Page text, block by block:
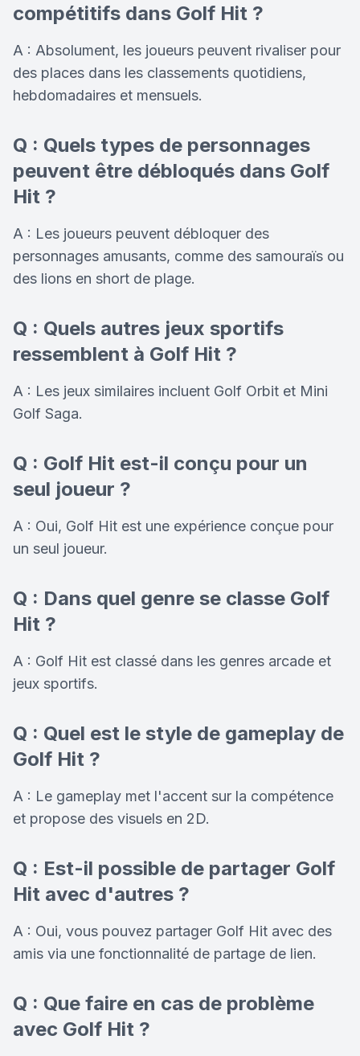
compétitifs dans Golf Hit ?
A : Absolument, les joueurs peuvent rivaliser pour
des places dans les classements quotidiens,
hebdomadaires et mensuels.
Q : Quels types de personnages
peuvent être débloqués dans Golf
Hit ?
A : Les joueurs peuvent débloquer des
personnages amusants, comme des samouraïs ou
des lions en short de plage.
Q : Quels autres jeux sportifs
ressemblent à Golf Hit ?
A : Les jeux similaires incluent Golf Orbit et Mini
Golf Saga.
Q : Golf Hit est-il conçu pour un
seul joueur ?
A : Oui, Golf Hit est une expérience conçue pour
un seul joueur.
Q : Dans quel genre se classe Golf
Hit ?
A : Golf Hit est classé dans les genres arcade et
jeux sportifs.
Q : Quel est le style de gameplay de
Golf Hit ?
A : Le gameplay met l'accent sur la compétence
et propose des visuels en 2D.
Q : Est-il possible de partager Golf
Hit avec d'autres ?
A : Oui, vous pouvez partager Golf Hit avec des
amis via une fonctionnalité de partage de lien.
Q : Que faire en cas de problème
avec Golf Hit ?